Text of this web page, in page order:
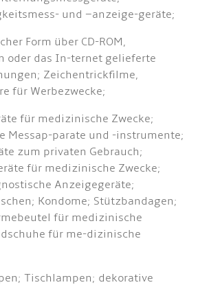
und –anzeige-geräte;
Form über CD-ROM,
oder das In-ternet gelieferte
Zeichentrickfilme,
für Werbezwecke;
für medizinische Zwecke;
Messap-parate und -instrumente;
zum privaten Gebrauch;
für medizinische Zwecke;
Anzeigegeräte;
Kondome; Stützbandagen;
für medizinische
für me-dizinische
Tischlampen; dekorative